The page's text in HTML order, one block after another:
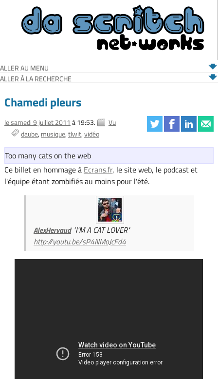
ALLER AU MENU
ALLER À LA RECHERCHE
Chamedi pleurs
le samedi 9 juillet 2011 à 19:53.
Vu
daube musique tlwit vidéo
Too many cats on the web
Ce billet en hommage à Ecrans.fr, le site web, le podcast et
l'équipe étant zombifiés au moins pour l'été.
AlexHervaud"I'M A CAT LOVER"
http://youtu.be/sP4NMoJcFd4